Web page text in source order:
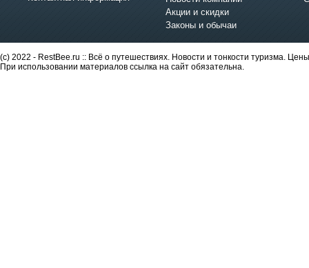
Акции и скидки
Законы и обычаи
(c) 2022 - RestBee.ru :: Всё о путешествиях. Новости и тонкости туризма.
При использовании материалов ссылка на сайт обязательна.